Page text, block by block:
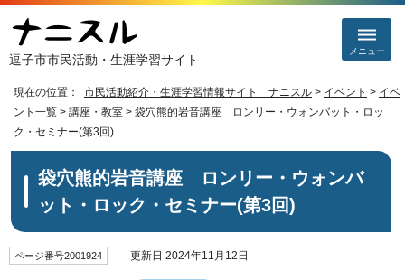
逗子市市民活動・生涯学習サイト
メニュー
現在の位置： 市民活動紹介・生涯学習情報サイト ナニスル > イベント > イベ
ント一覧 > 講座・教室 > 袋穴熊的岩音講座 ロンリー・ウォンバット・ロッ
ク・セミナー(第3回)
袋穴熊的岩音講座 ロンリー・ウォンバ
ット・ロック・セミナー(第3回)
ページ番号2001924 更新日 2024年11月12日